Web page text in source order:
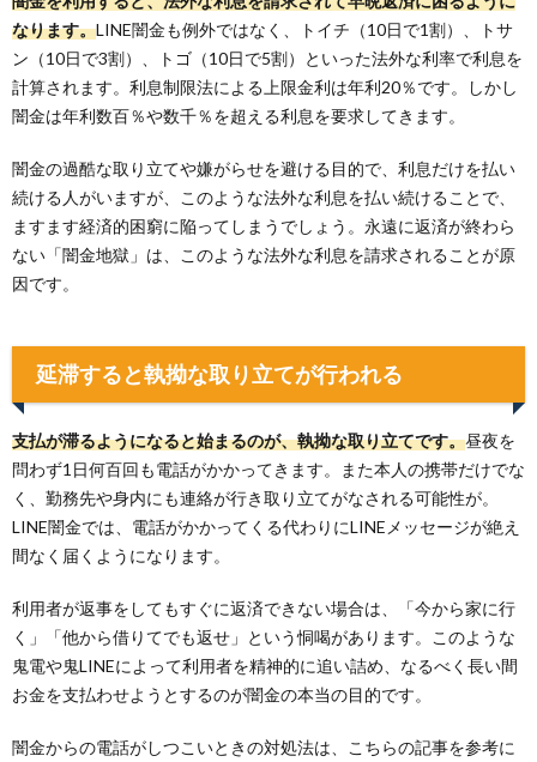
なります。LINE闇金も例外ではなく、トイチ（10日で1割）、トサ
ン（10日で3割）、トゴ（10日で5割）といった法外な利率で利息を
計算されます。利息制限法による上限金利は年利20％です。しかし
闇金は年利数百％や数千％を超える利息を要求してきます。
闇金の過酷な取り立てや嫌がらせを避ける目的で、利息だけを払い
続ける人がいますが、このような法外な利息を払い続けることで、
ますます経済的困窮に陥ってしまうでしょう。永遠に返済が終わら
ない「闇金地獄」は、このような法外な利息を請求されることが原
因です。
延滞すると執拗な取り立てが行われる
支払が滞るようになると始まるのが、執拗な取り立てです。昼夜を
問わず1日何百回も電話がかかってきます。また本人の携帯だけでな
く、勤務先や身内にも連絡が行き取り立てがなされる可能性が。
LINE闇金では、電話がかかってくる代わりにLINEメッセージが絶え
間なく届くようになります。
利用者が返事をしてもすぐに返済できない場合は、「今から家に行
く」「他から借りてでも返せ」という恫喝があります。このような
鬼電や鬼LINEによって利用者を精神的に追い詰め、なるべく長い間
お金を支払わせようとするのが闇金の本当の目的です。
闇金からの電話がしつこいときの対処法は、こちらの記事を参考に